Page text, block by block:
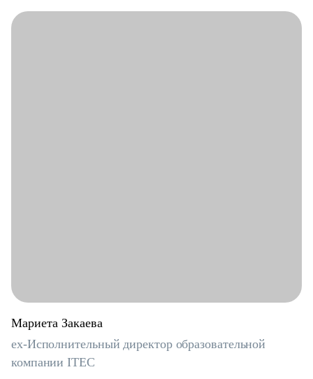
Мариета Закаева
ex-Исполнительный директор образовательной
компании ITEC